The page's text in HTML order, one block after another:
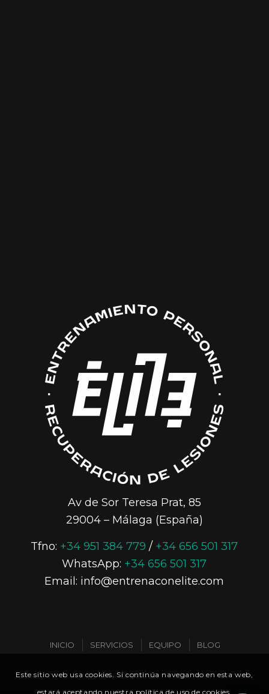
Av de Sor Teresa Prat, 85
29004 – Málaga (España)
Tfno: +34 951 384 779 / +34 656 501 317
WhatsApp: +34 656 501 317
Email: info@entrenaconelite.com
INICIO SERVICIOS EQUIPO BLOG
CONTACTO
Este sitio web usa cookies. Si continúa navegando en esta web,
estará aceptando nuestra política de uso de cookies.